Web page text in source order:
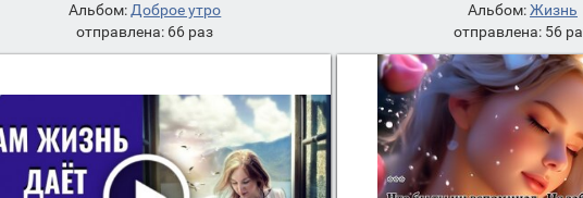
Альбом: Доброе утро
отправлена: 66 раз
Альбом:Жизнь
отправлена: 56